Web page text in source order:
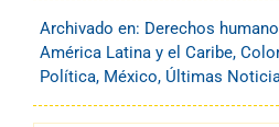
Archivado en: Derechos
América Latina y el Caribe,
Política, México, Últimas